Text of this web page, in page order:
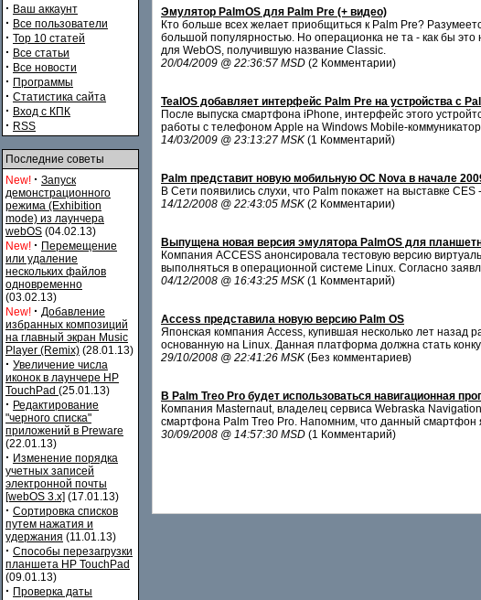
· Ваш аккаунт
· Все пользователи
· Top 10 статей
· Все статьи
· Все новости
· Программы
· Статистика сайта
· Вход с КПК
· RSS
Последние советы
New! · Запуск
демонстрационного
режима (Exhibition
mode) из лаунчера
webOS (04.02.13)
New! · Перемещение
или удаление
нескольких файлов
одновременно
(03.02.13)
New! · Добавление
избранных композиций
на главный экран Music
Player (Remix) (28.01.13)
· Увеличение числа
иконок в лаунчере HP
TouchPad (25.01.13)
· Редактирование
"черного списка"
приложений в Preware
(22.01.13)
· Изменение порядка
учетных записей
электронной почты
[webOS 3.x] (17.01.13)
· Сортировка списков
путем нажатия и
удержания (11.01.13)
· Способы перезагрузки
планшета HP TouchPad
(09.01.13)
· Проверка даты
Эмулятор PalmOS для Palm Pre (+ видео)
Кто больше всех желает приобщиться к Palm Pre?
большой популярностью. Но операционка не та - как бы
для WebOS, получившую название Classic.
20/04/2009 @ 22:36:57 MSD (2 Комментарии)
TealOS добавляет интерфейс Palm Pre на устройства с
После выпуска смартфона iPhone, интерфейс этого
работы с телефоном Apple на Windows Mobile-
14/03/2009 @ 23:13:27 MSK (1 Комментарий)
Palm представит новую мобильную ОС Nova в начале
В Сети появились слухи, что Palm покажет на выставке
14/12/2008 @ 22:43:05 MSK (2 Комментарии)
Выпущена новая версия эмулятора PalmOS для
Компания ACCESS анонсировала тестовую версию
выполняться в операционной системе Linux. Согласно
04/12/2008 @ 16:43:25 MSK (1 Комментарий)
Access представила новую версию Palm OS
Японская компания Access, купившая несколько лет
основанную на Linux. Данная платформа должна стать
29/10/2008 @ 22:41:26 MSK (Без комментариев)
В Palm Treo Pro будет использоваться навигационная
Компания Masternaut, владелец сервиса Webraska
смартфона Palm Treo Pro. Напомним, что данный
30/09/2008 @ 14:57:30 MSD (1 Комментарий)